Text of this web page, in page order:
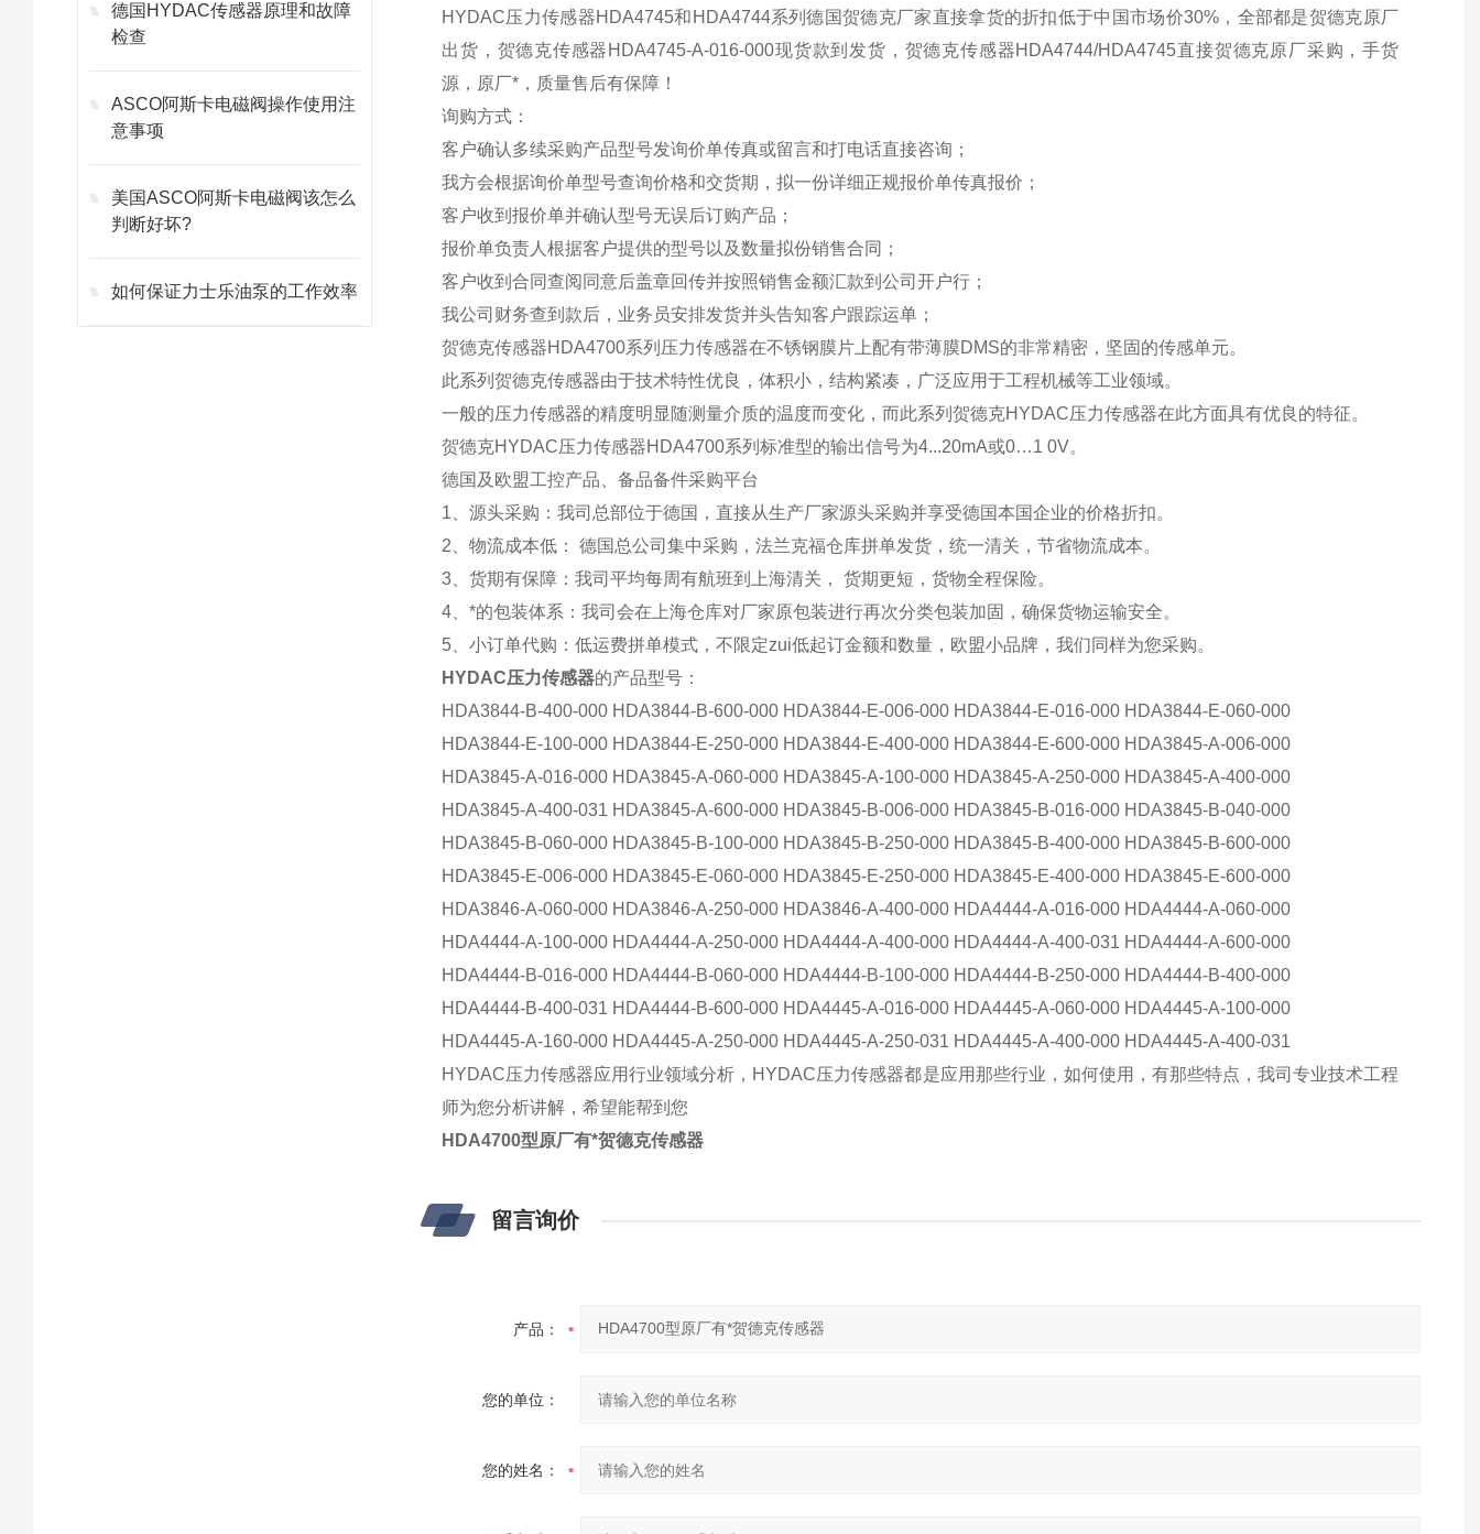
德国HYDAC传感器原理和故障
检查
ASCO阿斯卡电磁阀操作使用注
意事项
美国ASCO阿斯卡电磁阀该怎么
判断好坏?
如何保证力士乐油泵的工作效率
HYDAC压力传感器HDA4745和HDA4744系列德国贺德克厂家直接拿货的折扣低于中国市场价30%，全部都是贺德克原厂
出货，贺德克传感器HDA4745-A-016-000现货款到发货，贺德克传感器HDA4744/HDA4745直接贺德克原厂采购，手货
源，原厂*，质量售后有保障！
询购方式：
客户确认多续采购产品型号发询价单传真或留言和打电话直接咨询；
我方会根据询价单型号查询价格和交货期，拟一份详细正规报价单传真报价；
客户收到报价单并确认型号无误后订购产品；
报价单负责人根据客户提供的型号以及数量拟份销售合同；
客户收到合同查阅同意后盖章回传并按照销售金额汇款到公司开户行；
我公司财务查到款后，业务员安排发货并头告知客户跟踪运单；
贺德克传感器HDA4700系列压力传感器在不锈钢膜片上配有带薄膜DMS的非常精密，坚固的传感单元。
此系列贺德克传感器由于技术特性优良，体积小，结构紧凑，广泛应用于工程机械等工业领域。
一般的压力传感器的精度明显随测量介质的温度而变化，而此系列贺德克HYDAC压力传感器在此方面具有优良的特征。
贺德克HYDAC压力传感器HDA4700系列标准型的输出信号为4...20mA或0…1 0V。
德国及欧盟工控产品、备品备件采购平台
1、源头采购：我司总部位于德国，直接从生产厂家源头采购并享受德国本国企业的价格折扣。
2、物流成本低： 德国总公司集中采购，法兰克福仓库拼单发货，统一清关，节省物流成本。
3、货期有保障：我司平均每周有航班到上海清关， 货期更短，货物全程保险。
4、*的包装体系：我司会在上海仓库对厂家原包装进行再次分类包装加固，确保货物运输安全。
5、小订单代购：低运费拼单模式，不限定zui低起订金额和数量，欧盟小品牌，我们同样为您采购。
HYDAC压力传感器的产品型号：
HDA3844-B-400-000 HDA3844-B-600-000 HDA3844-E-006-000 HDA3844-E-016-000 HDA3844-E-060-000
HDA3844-E-100-000 HDA3844-E-250-000 HDA3844-E-400-000 HDA3844-E-600-000 HDA3845-A-006-000
HDA3845-A-016-000 HDA3845-A-060-000 HDA3845-A-100-000 HDA3845-A-250-000 HDA3845-A-400-000
HDA3845-A-400-031 HDA3845-A-600-000 HDA3845-B-006-000 HDA3845-B-016-000 HDA3845-B-040-000
HDA3845-B-060-000 HDA3845-B-100-000 HDA3845-B-250-000 HDA3845-B-400-000 HDA3845-B-600-000
HDA3845-E-006-000 HDA3845-E-060-000 HDA3845-E-250-000 HDA3845-E-400-000 HDA3845-E-600-000
HDA3846-A-060-000 HDA3846-A-250-000 HDA3846-A-400-000 HDA4444-A-016-000 HDA4444-A-060-000
HDA4444-A-100-000 HDA4444-A-250-000 HDA4444-A-400-000 HDA4444-A-400-031 HDA4444-A-600-000
HDA4444-B-016-000 HDA4444-B-060-000 HDA4444-B-100-000 HDA4444-B-250-000 HDA4444-B-400-000
HDA4444-B-400-031 HDA4444-B-600-000 HDA4445-A-016-000 HDA4445-A-060-000 HDA4445-A-100-000
HDA4445-A-160-000 HDA4445-A-250-000 HDA4445-A-250-031 HDA4445-A-400-000 HDA4445-A-400-031
HYDAC压力传感器应用行业领域分析，HYDAC压力传感器都是应用那些行业，如何使用，有那些特点，我司专业技术工程
师为您分析讲解，希望能帮到您
HDA4700型原厂有*贺德克传感器
留言询价
产品：
您的单位：
您的姓名：